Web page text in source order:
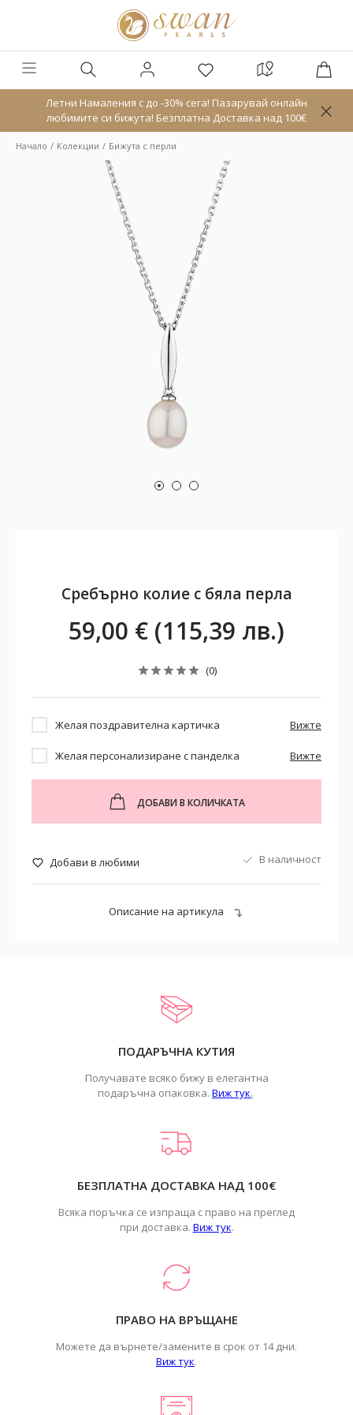
Летни Намаления с до -30% сега! Пазарувай онлайн
любимите си бижута! Безплатна Доставка над 100€
Начало Колекции Бижута с перли
Сребърно колие с бяла перла
59,00 € (115,39 лв.)
(0)
Желая поздравителна картичка Вижте
Желая персонализиране с панделка Вижте
ДОБАВИ В КОЛИЧКАТА
Добави в любими В наличност
Описание на артикула
ПОДАРЪЧНА КУТИЯ
Получавате всяко бижу в елегантна
подаръчна опаковка. Виж тук.
БЕЗПЛАТНА ДОСТАВКА НАД 100€
Всяка поръчка се изпраща с право на преглед
при доставка. Виж тук.
ПРАВО НА ВРЪЩАНЕ
Можете да върнете/замените в срок от 14 дни.
Виж тук.